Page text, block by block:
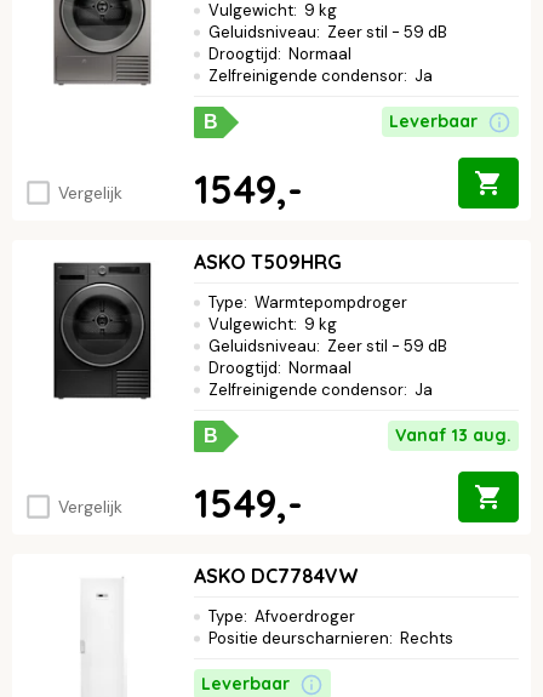
Vergelijk
Vulgewicht: 9 kg
Geluidsniveau: Zeer stil - 59 dB
Droogtijd: Normaal
Zelfreinigende condensor: Ja
B Leverbaar
1549,-
Vergelijk
ASKO T509HRG
Type: Warmtepompdroger
Vulgewicht: 9 kg
Geluidsniveau: Zeer stil - 59 dB
Droogtijd: Normaal
Zelfreinigende condensor: Ja
B Vanaf 13 aug.
1549,-
ASKO DC7784VW
Type: Afvoerdroger
Positie deurscharnieren: Rechts
Leverbaar